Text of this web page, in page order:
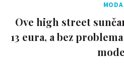
MODA
Ove high street
13 eura, a bez